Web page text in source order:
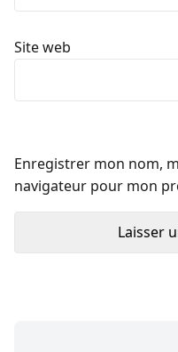
Site web
Enregistrer mon nom,
navigateur pour mon